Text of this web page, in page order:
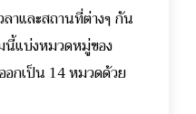
าและสถานที่ต่างๆ กัน
นี้แบ่งหมวดหมู่ของ
กเป็น 14 หมวดด้วย